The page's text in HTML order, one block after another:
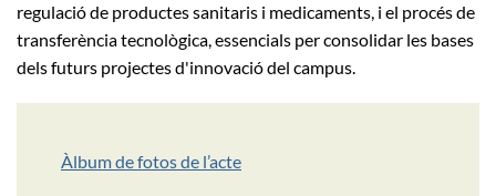
regulació de productes sanitaris i medicaments, i el procés de
transferència tecnològica, essencials per consolidar les bases
dels futurs projectes d'innovació del campus.
Àlbum de fotos de l’acte